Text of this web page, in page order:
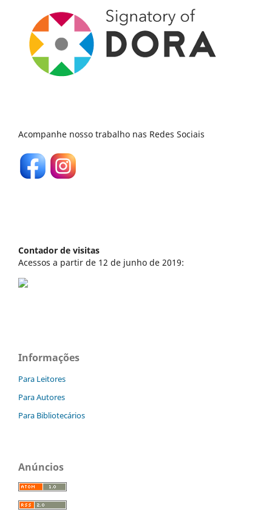
Acompanhe nosso trabalho nas Redes Sociais
Contador de visitas
Acessos a partir de 12 de junho de 2019:
Informações
Para Leitores
Para Autores
Para Bibliotecários
Anúncios